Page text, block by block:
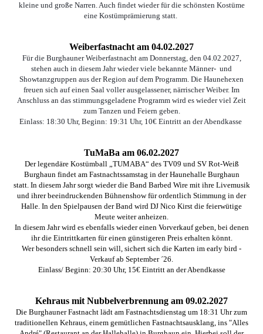
kleine und große Narren. Auch findet wieder für die schönsten Kostüme
eine Kostümprämierung statt.
Weiberfastnacht am 04.02.2027
Für die Burghauner Weiberfastnacht am Donnerstag, den 04.02.2027,
stehen auch in diesem Jahr wieder viele bekannte Männer- und
Showtanzgruppen aus der Region auf dem Programm. Die Haunehexen
freuen sich auf einen Saal voller ausgelassener, närrischer Weiber. Im
Anschluss an das stimmungsgeladene Programm wird es wieder viel Zeit
zum Tanzen und Feiern geben.
Einlass: 18:30 Uhr, Beginn: 19:31 Uhr, 10€ Eintritt an der Abendkasse
TuMaBa am 06.02.2027
Der legendäre Kostümball „TUMABA“ des TV09 und SV Rot-Weiß
Burghaun findet am Fastnachtssamstag in der Haunehalle Burghaun
statt.In diesem Jahr sorgt wieder die Band Barbed Wire mit ihre Livemusik
und ihrer beeindruckenden Bühnenshow für ordentlich Stimmung in der
Halle. In den Spielpausen der Band wird DJ Nico Kirst die feierwütige
Meute weiter anheizen.
In diesem Jahr wird es ebenfalls wieder einen Vorverkauf geben, bei denen
ihr die Eintrittkarten für einen günstigeren Preis erhalten könnt.
Wer besonders schnell sein will, sichert sich die Karten im early bird -
Verkauf ab September ´26.
Einlass/ Beginn: 20:30 Uhr, 15€ Eintritt an der Abendkasse
Kehraus mit Nubbelverbrennung am 09.02.2027
Die Burghauner Fastnacht lädt am Fastnachtsdienstag um 18:31 Uhr zum
traditionellen Kehraus, einem gemütlichen Fastnachtsausklang, ins "Alles